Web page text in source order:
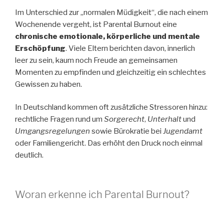
Im Unterschied zur „normalen Müdigkeit“, die nach einem
Wochenende vergeht, ist Parental Burnout eine
chronische emotionale, körperliche und mentale
Erschöpfung. Viele Eltern berichten davon, innerlich
leer zu sein, kaum noch Freude an gemeinsamen
Momenten zu empfinden und gleichzeitig ein schlechtes
Gewissen zu haben.
In Deutschland kommen oft zusätzliche Stressoren hinzu:
rechtliche Fragen rund um Sorgerecht, Unterhaltund
Umgangsregelungen sowie Bürokratie bei Jugendamt
oder Familiengericht. Das erhöht den Druck noch einmal
deutlich.
Woran erkenne ich Parental Burnout?